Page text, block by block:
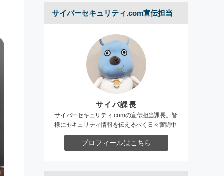
サイバーセキュリティ.com宣伝担当
サイバ課長
サイバーセキュリティ.comの宣伝担当課長。皆
様にセキュリティ情報を伝えるべく日々奮闘中
プロフィールはこちら